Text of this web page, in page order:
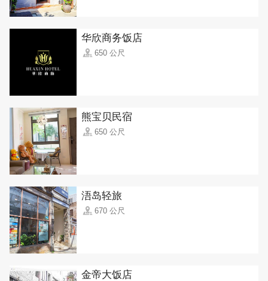
华欣商务饭店
650 公尺
熊宝贝民宿
650 公尺
浯岛轻旅
670 公尺
金帝大饭店